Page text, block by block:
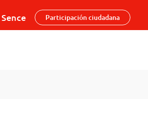
Participación ciudadana